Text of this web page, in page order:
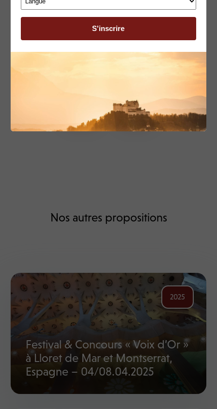
chant choral à Montecatini Terme,
Italie – 12/15.06.2025
Nos autres propositions
2025
Festival & Concours « Voix d’Or »
à Lloret de Mar et Montserrat,
Espagne – 04/08.04.2025